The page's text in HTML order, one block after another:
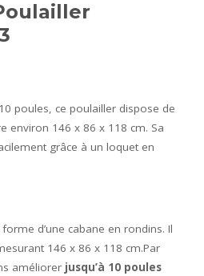
poules, ce poulailler dispose de
environ 146 x 86 x 118 cm. Sa
grâce à un loquet en
d’une cabane en rondins. Il
146 x 86 x 118 cm.Par
améliorer jusqu’à 10 poules